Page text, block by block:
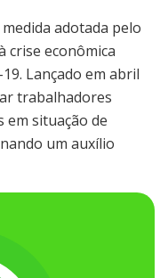
adotada pelo
crise econômica
Lançado em abril
trabalhadores
em situação de
um auxílio